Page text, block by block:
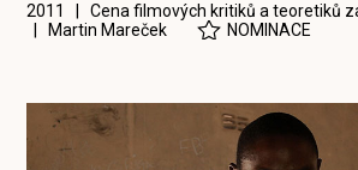
2011 | Cena filmových kritiků a teoretiků
Martin Mareček NOMINACE